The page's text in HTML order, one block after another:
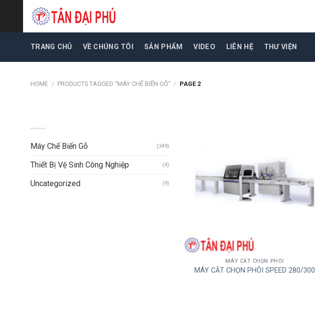
content
TRANG CHỦ VỀ CHÚNG TÔI SẢN PHẨM VIDEO LIÊN HỆ THƯ VIỆN
HOME / PRODUCTS TAGGED “MÁY CHẾ BIẾN GỖ” / PAGE 2
Máy Chế Biến Gỗ (349)
Thiết Bị Vệ Sinh Công Nghiệp (4)
Uncategorized (9)
MÁY CẮT CHỌN PHÔI
MÁY CẮT CHỌN PHÔI SPEED 280/300